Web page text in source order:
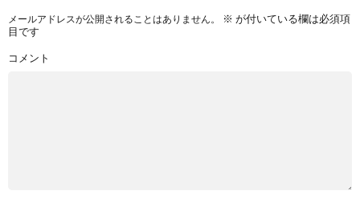
メールアドレスが公開されることはありません。 ※ が付いている欄は必須項
目です
コメント